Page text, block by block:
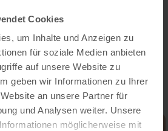
Cookies
um Inhalte und Anzeigen zu
für soziale Medien anbieten
auf unsere Website zu
geben wir Informationen zu Ihrer
an unsere Partner für
und Analysen weiter. Unsere
möglicherweise mit